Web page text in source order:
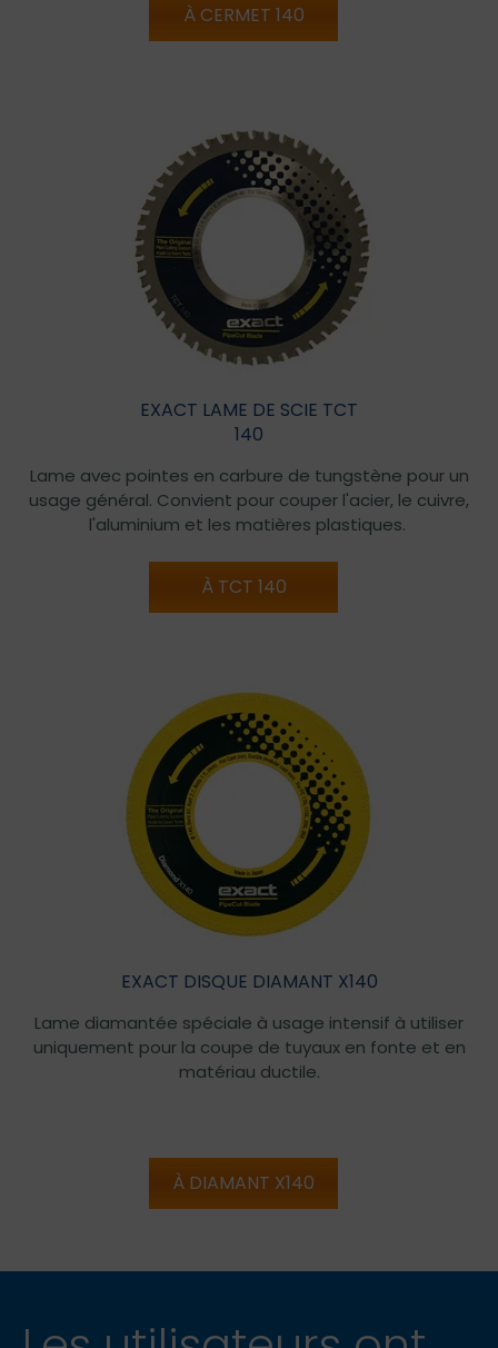
À CERMET 140
EXACT LAME DE SCIE TCT
140
Lame avec pointes en carbure de tungstène pour un
usage général. Convient pour couper l'acier, le cuivre,
l'aluminium et les matières plastiques.
À TCT 140
EXACT DISQUE DIAMANT X140
Lame diamantée spéciale à usage intensif à utiliser
uniquement pour la coupe de tuyaux en fonte et en
matériau ductile.
À DIAMANT X140